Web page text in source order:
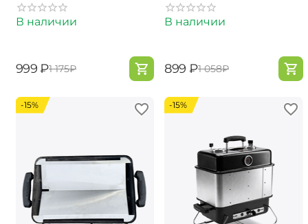
В наличии
‍999‍ ₽‍1 175‍₽
В наличии
‍899‍ ₽‍1 058‍₽
-15% -15%